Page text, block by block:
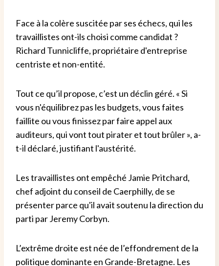
Face à la colère suscitée par ses échecs, qui les
travaillistes ont-ils choisi comme candidat ?
Richard Tunnicliffe, propriétaire d'entreprise
centriste et non-entité.
Tout ce qu’il propose, c’est un déclin géré. « Si
vous n'équilibrez pas les budgets, vous faites
faillite ou vous finissez par faire appel aux
auditeurs, qui vont tout pirater et tout brûler », a-
t-il déclaré, justifiant l'austérité.
Les travaillistes ont empêché Jamie Pritchard,
chef adjoint du conseil de Caerphilly, de se
présenter parce qu'il avait soutenu la direction du
parti par Jeremy Corbyn.
L’extrême droite est née de l’effondrement de la
politique dominante en Grande-Bretagne. Les